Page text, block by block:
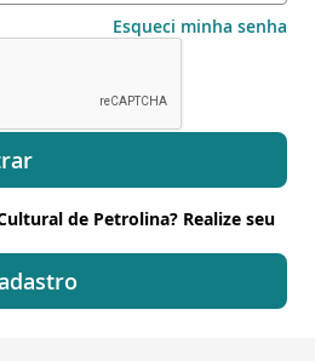
Esqueci minha senha
de Petrolina? Realize seu